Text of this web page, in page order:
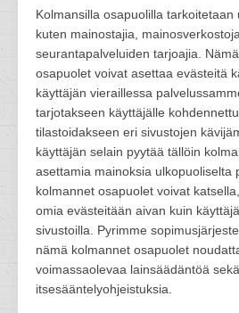
Kolmansilla osapuolilla tarkoitetaan
kuten mainostajia,
seurantapalveluiden tarjoajia.
osapuolet voivat asettaa evästeitä
käyttäjän vieraillessa
tarjotakseen käyttäjälle
tilastoidakseen eri sivustojen
käyttäjän selain pyytää tällöin
asettamia mainoksia ulkopuoliselta
kolmannet osapuolet voivat
omia evästeitään aivan kuin
sivustoilla. Pyrimme
nämä kolmannet osapuolet
voimassaolevaa lainsäädäntöä
itsesääntelyohjeistuksia.